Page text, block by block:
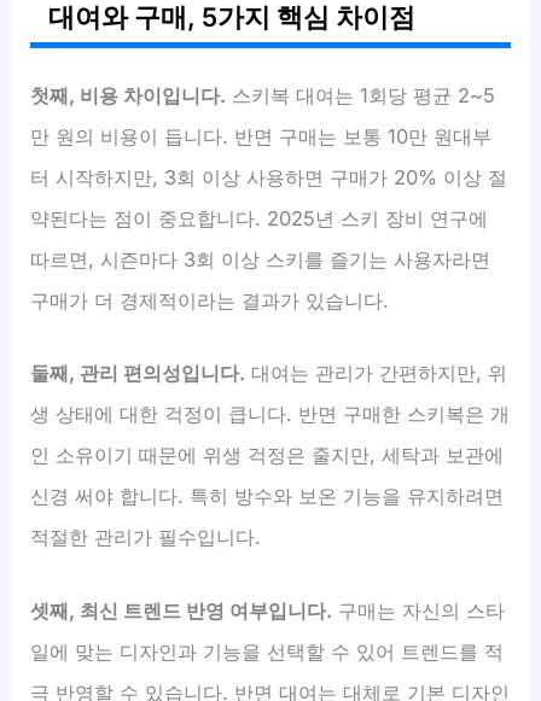
대여와 구매, 5가지 핵심 차이점
첫째, 비용 차이입니다. 스키복 대여는 1회당 평균 2~5
만 원의 비용이 듭니다. 반면 구매는 보통 10만 원대부
터 시작하지만, 3회 이상 사용하면 구매가 20% 이상 절
약된다는 점이 중요합니다. 2025년 스키 장비 연구에
따르면, 시즌마다 3회 이상 스키를 즐기는 사용자라면
구매가 더 경제적이라는 결과가 있습니다.
둘째, 관리 편의성입니다. 대여는 관리가 간편하지만, 위
생 상태에 대한 걱정이 큽니다. 반면 구매한 스키복은 개
인 소유이기 때문에 위생 걱정은 줄지만, 세탁과 보관에
신경 써야 합니다. 특히 방수와 보온 기능을 유지하려면
적절한 관리가 필수입니다.
셋째, 최신 트렌드 반영 여부입니다. 구매는 자신의 스타
일에 맞는 디자인과 기능을 선택할 수 있어 트렌드를 적
극 반영할 수 있습니다. 반면 대여는 대체로 기본 디자인